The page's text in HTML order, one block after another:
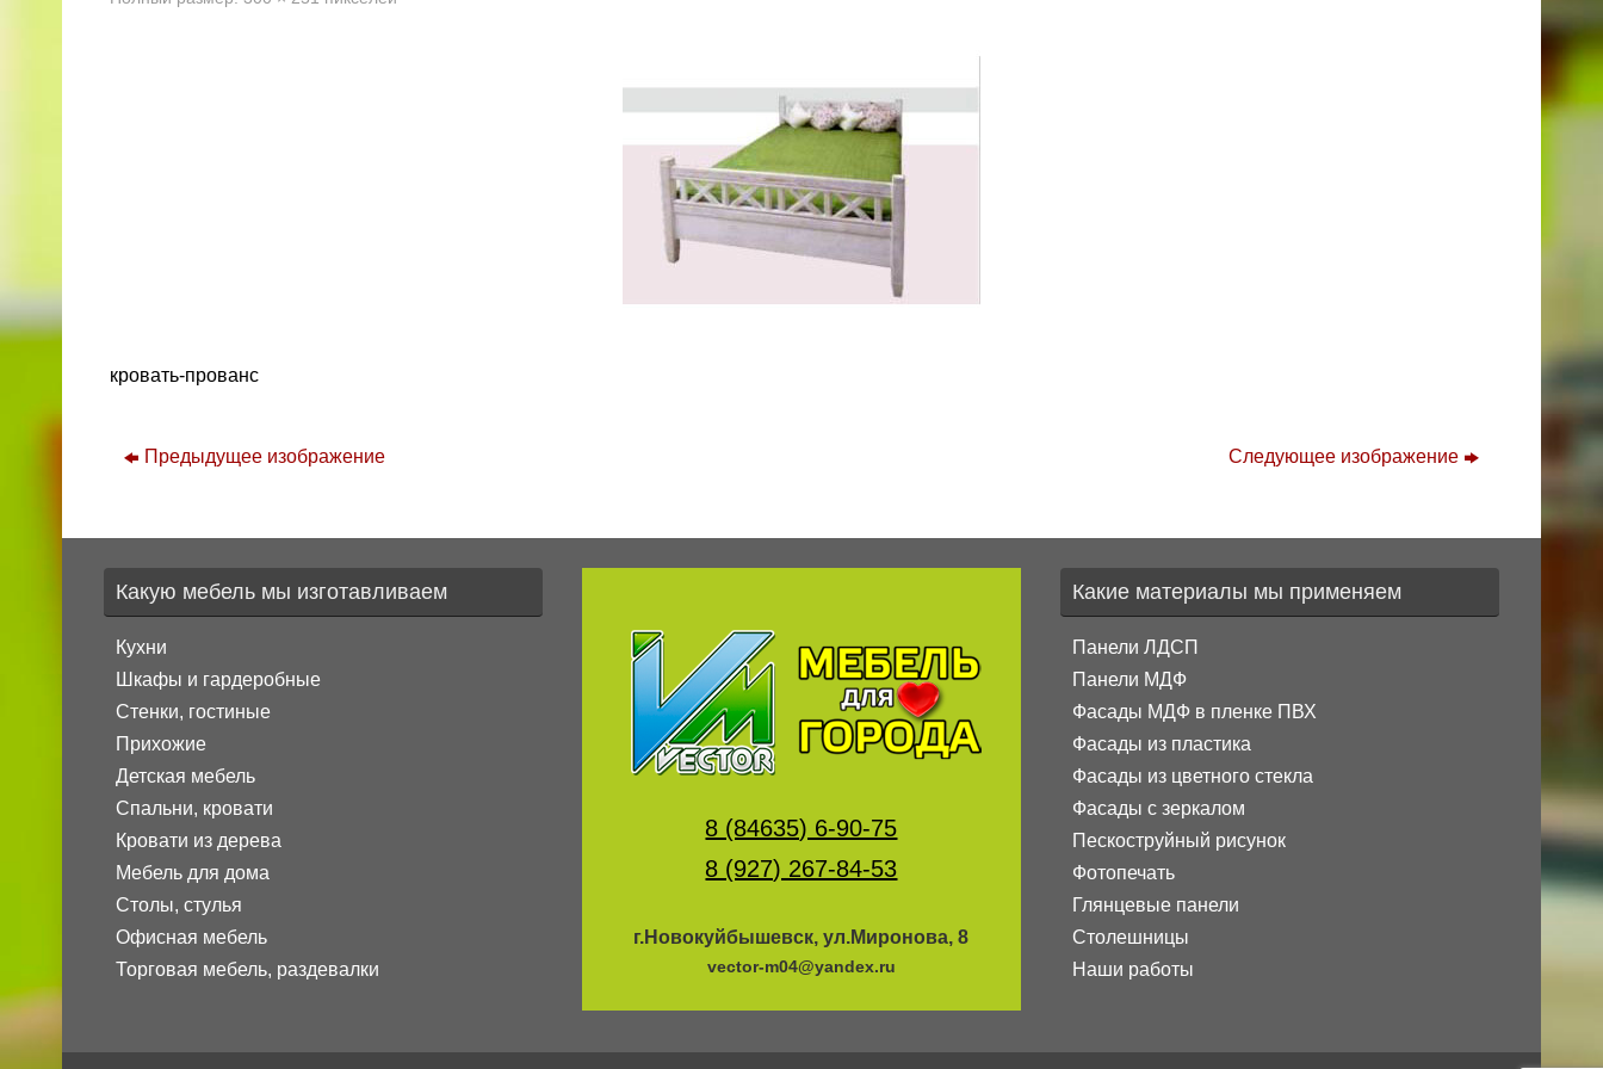
кровать-прованс
Предыдущее изображение Следующее изображение
Какую мебель мы изготавливаем
Кухни
Шкафы и гардеробные
Стенки, гостиные
Прихожие
Детская мебель
Спальни, кровати
Кровати из дерева
Мебель для дома
Столы, стулья
Офисная мебель
Торговая мебель, раздевалки
8 (84635) 6-90-75
8 (927) 267-84-53
г.Новокуйбышевск, ул.Миронова, 8
vector-m04@yandex.ru
Какие материалы мы применяем
Панели ЛДСП
Панели МДФ
Фасады МДФ в пленке ПВХ
Фасады из пластика
Фасады из цветного стекла
Фасады с зеркалом
Пескоструйный рисунок
Фотопечать
Глянцевые панели
Столешницы
Наши работы